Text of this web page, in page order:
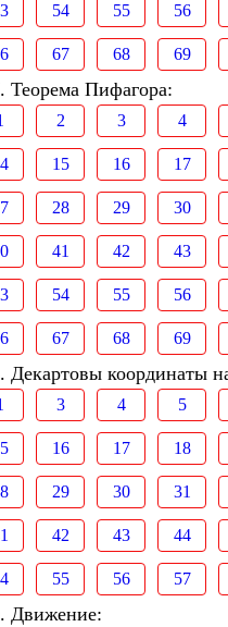
54 55 56
67 68 69
Теорема Пифагора:
2 3 4
15 16 17
28 29 30
41 42 43
54 55 56
67 68 69
Декартовы координаты
3 4 5
16 17 18
29 30 31
42 43 44
55 56 57
Движение: